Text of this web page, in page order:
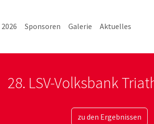
Sponsoren Galerie Aktuelles
28. LSV-Volksbank
zu den Ergebnissen